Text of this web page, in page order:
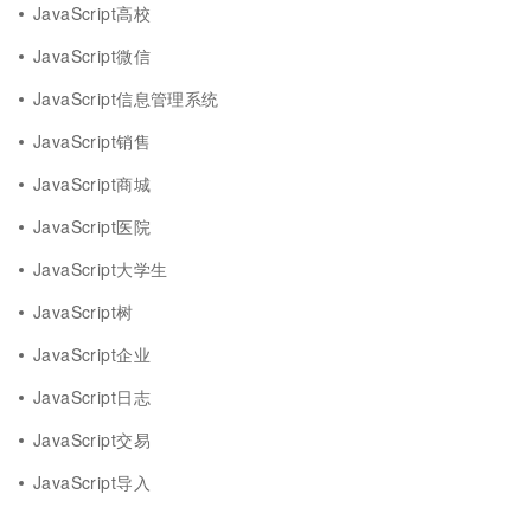
JavaScript高校
JavaScript微信
JavaScript信息管理系统
JavaScript销售
JavaScript商城
JavaScript医院
JavaScript大学生
JavaScript树
JavaScript企业
JavaScript日志
JavaScript交易
JavaScript导入